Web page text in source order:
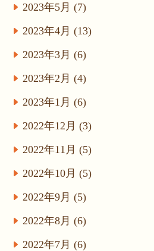
2023年5月 (7)
2023年4月 (13)
2023年3月 (6)
2023年2月 (4)
2023年1月 (6)
2022年12月 (3)
2022年11月 (5)
2022年10月 (5)
2022年9月 (5)
2022年8月 (6)
2022年7月 (6)